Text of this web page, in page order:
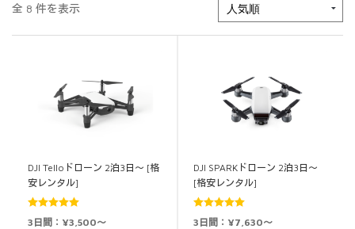
全 8 件を表示
DJI Telloドローン 2泊3日～ [格
安レンタル]
5段階中
3日間：¥3,500～
DJI SPARKドローン 2泊3日～
[格安レンタル]
5段階中
3日間：¥7,630～